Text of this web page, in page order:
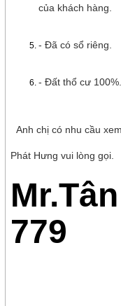
của khách hàng.
- Đã có sổ riêng.
- Đất thổ cư 100%.
Anh chị có nhu cầu
Phát Hưng vui lòng gọi.
779